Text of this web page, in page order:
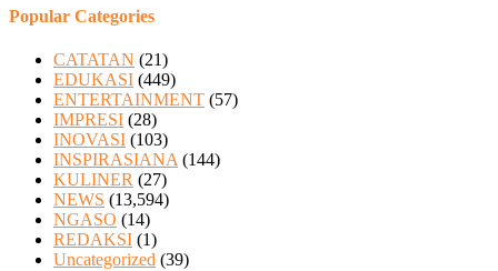
Popular Categories
CATATAN (21)
EDUKASI (449)
ENTERTAINMENT (57)
IMPRESI (28)
INOVASI (103)
INSPIRASIANA (144)
KULINER (27)
NEWS (13,594)
NGASO (14)
REDAKSI (1)
Uncategorized (39)